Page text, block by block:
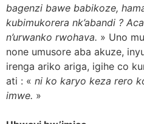
bagenzi bawe babikoze,
kubimukorera nk’abandi ?
n’urwanko rwohava. » Uno
none umusore aba akuze,
irenga ariko ariga, igihe co
ati : « ni ko karyo keza rero
imwe. »